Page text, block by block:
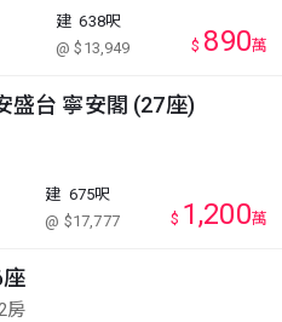
建 638呎
@ $13,949
$ 890萬
盛台 寧安閣 (27座)
建 675呎
@ $17,777
$ 1,200萬
房